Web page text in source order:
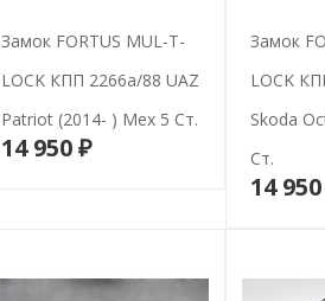
Замок FORTUS MUL-T-
LOCK КПП 2266а/88 UAZ
Patriot (2014- ) Мех 5 Ст.
14 950 ₽В корзину
Замок
LOCK
Skoda
Ст.
14 В